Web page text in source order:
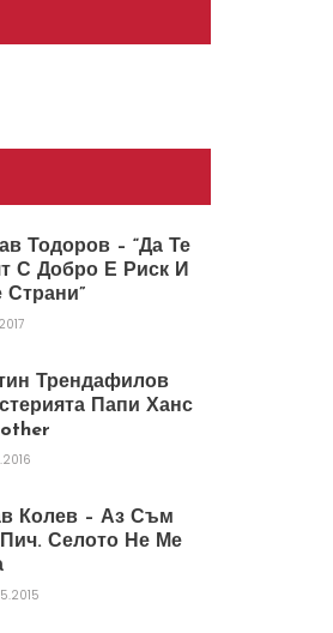
Тодоров – “Да Те
С Добро Е Риск И
Страни”
Трендафилов
Папи Ханс
Колев – Аз Съм
Пич. Селото Не Ме